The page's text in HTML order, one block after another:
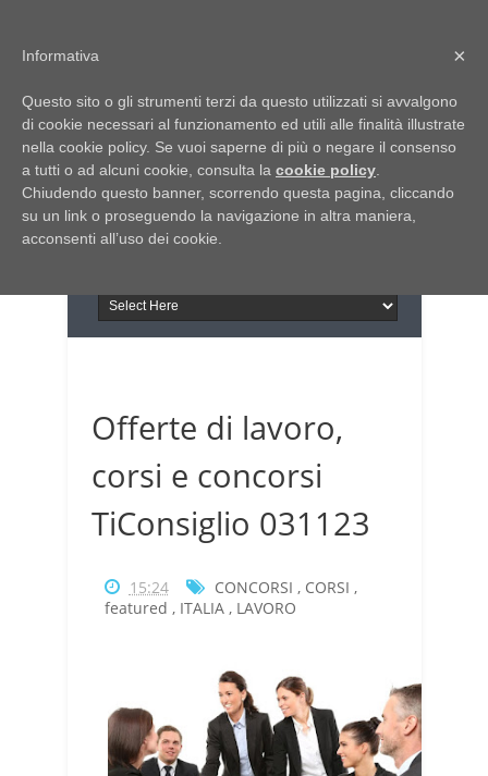
Italia Notizie
Giornale di Basilicata
Giornale di Puglia
INFORMAPUGLIA
Il portale n.1 del lavoro
in Puglia
Offerte di lavoro,
corsi e concorsi
TiConsiglio 031123
15:24 CONCORSI , CORSI ,
featured , ITALIA, LAVORO
×
Informativa
Questo sito o gli strumenti terzi da questo utilizzati si avvalgono
di cookie necessari al funzionamento ed utili alle finalità illustrate
nella cookie policy. Se vuoi saperne di più o negare il consenso
a tutti o ad alcuni cookie, consulta la cookie policy
Chiudendo questo banner, scorrendo questa pagina, cliccando
su un link o proseguendo la navigazione in altra maniera,
acconsenti all’uso dei cookie.